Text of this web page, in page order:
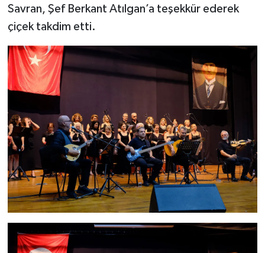
Savran, Şef Berkant Atılgan’a teşekkür ederek
çiçek takdim etti.